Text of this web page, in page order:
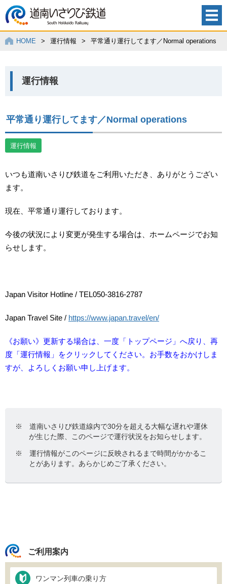
HOME > 運行情報 > 平常通り運行してます／Normal operations
運行情報
平常通り運行してます／Normal operations
運行情報
いつも道南いさりび鉄道をご利用いただき、ありがとうござい
ます。
現在、平常通り運行しております。
今後の状況により変更が発生する場合は、ホームページでお知
らせします。
Japan Visitor Hotline / TEL050-3816-2787
Japan Travel Site / https://www.japan.travel/en/
《お願い》更新する場合は、一度「トップページ」へ戻り、再
度「運行情報」をクリックしてください。お手数をおかけしま
すが、よろしくお願い申し上げます。
※ 道南いさりび鉄道線内で30分を超える大幅な遅れや運休
が生じた際、このページで運行状況をお知らせします。
※ 運行情報がこのページに反映されるまで時間がかかるこ
とがあります。あらかじめご了承ください。
ご利用案内
ワンマン列車の乗り方